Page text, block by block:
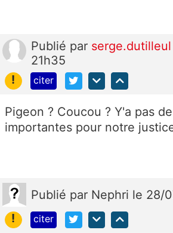
Publié par serge.dutilleul
21h35
!
citer
Pigeon ? Coucou ? Y'a pas
importantes pour notre
Publié par Nephri le 28/
!
citer